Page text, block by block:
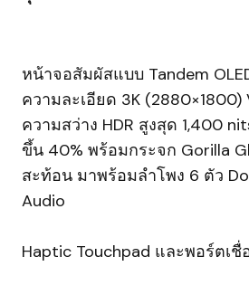
หน้าจอสัมผัสแบบ Tandem
ความละเอียด 3K (2880×1800)
ความสว่าง HDR สูงสุด 1,400
ขึ้น 40% พร้อมกระจก Gorilla
สะท้อน มาพร้อมลำโพง 6 ตัว
Audio
Haptic Touchpad และพอร์ตเ